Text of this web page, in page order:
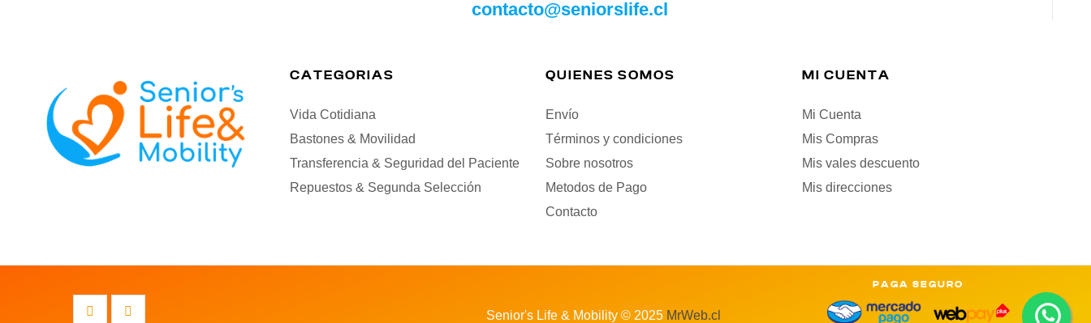
contacto@seniorslife.cl
CATEGORIAS
Vida Cotidiana
Bastones & Movilidad
Transferencia & Seguridad del Paciente
Repuestos & Segunda Selección
QUIENES SOMOS
Envío
Términos y condiciones
Sobre nosotros
Metodos de Pago
Contacto
MI CUENTA
Mi Cuenta
Mis Compras
Mis vales descuento
Mis direcciones
Senior's Life & Mobility © 2025MrWeb.cl
PAGA SEGURO